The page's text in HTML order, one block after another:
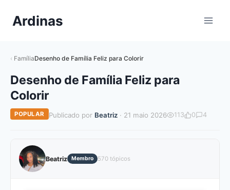
paraArdinas
FamíliaDesenho de Família Feliz para Colorir
Desenho de Família Feliz para
Colorir
POPULAR Publicado por Beatriz· 21 maio 2026 113 0 4
Beatriz Membro 570 tópicos